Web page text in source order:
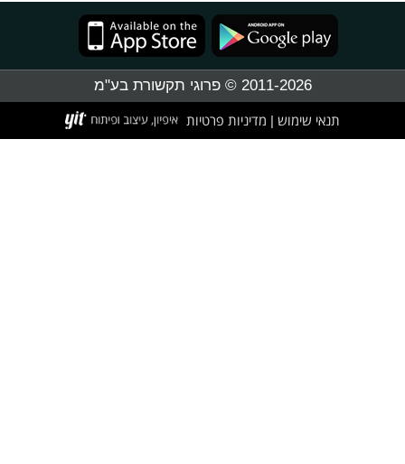
2011-2026 © פרוגי תקשורת בע"מ
תנאי שימוש מדיניות פרטיות